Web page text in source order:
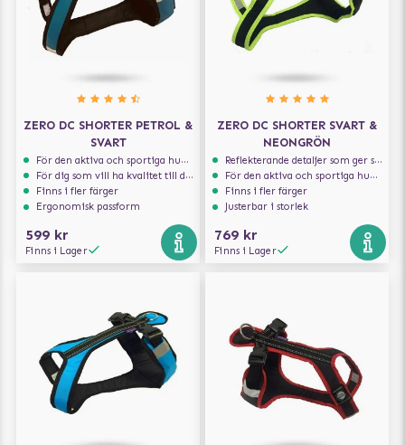
ZERO DC SHORTER PETROL &
SVART
För den aktiva och sportiga hunden
För dig som vill ha kvalitet till din hund!
Finns i fler färger
Ergonomisk passform
599 kr
Finns i Lager
ZERO DC SHORTER SVART &
NEONGRÖN
Reflekterande detaljer som ger synlighet i svagt ljus
För den aktiva och sportiga hunden
Finns i fler färger
Justerbar i storlek
769 kr
Finns i Lager